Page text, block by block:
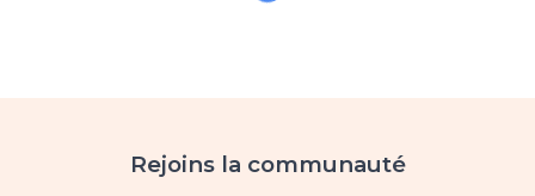
Rejoins la communauté